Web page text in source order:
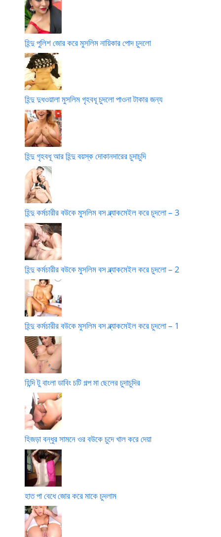
হিন্দু পুলিশ জোর করে মুসলিম নায়িকার পোদ চুদলো
হিন্দু দুধওয়ালা মুসলিম গৃহবধূ চুদলো পাওনা টাকার জন্য
হিন্দু গৃহবধূ আর হিন্দু বয়স্ক দোকানদারের চুদাচুদি
হিন্দু কর্মচারীর বউকে মুসলিম বস ব্ল্যাকমেইল করে চুদলো – 3
হিন্দু কর্মচারীর বউকে মুসলিম বস ব্ল্যাকমেইল করে চুদলো – 2
হিন্দু কর্মচারীর বউকে মুসলিম বস ব্ল্যাকমেইল করে চুদলো – 1
হিন্দি টু বাংলা ডাবিং চটি গল্প মা ছেলের চুদাচুদির
হিজড়া বন্ধুর সামনে ওর বউকে চুদে খাল করে দেয়া
হাত পা বেধে জোর করে মাকে চুদলাম